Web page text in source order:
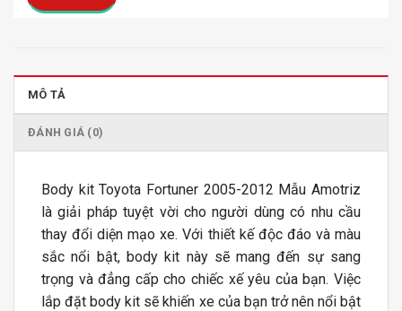
MÔ TẢ
ĐÁNH GIÁ (0)
Body kit Toyota Fortuner 2005-2012 Mẫu Amotriz
là giải pháp tuyệt vời cho người dùng có nhu cầu
thay đổi diện mạo xe. Với thiết kế độc đáo và màu
sắc nổi bật, body kit này sẽ mang đến sự sang
trọng và đẳng cấp cho chiếc xế yêu của bạn. Việc
lắp đặt body kit sẽ khiến xe của bạn trở nên nổi bật